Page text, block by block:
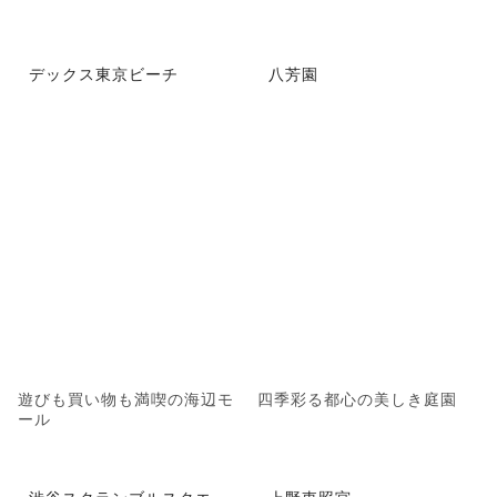
デックス東京ビーチ
遊びも買い物も満喫の海辺モ
ール
八芳園
四季彩る都心の美しき庭園